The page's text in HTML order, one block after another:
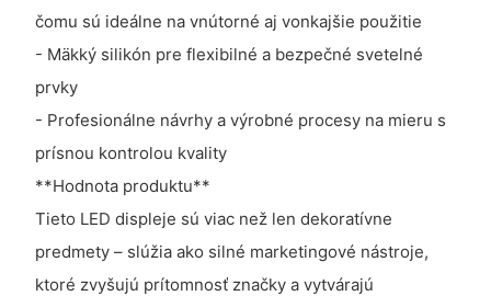
čomu sú ideálne na vnútorné aj vonkajšie použitie
- Mäkký silikón pre flexibilné a bezpečné svetelné
prvky
- Profesionálne návrhy a výrobné procesy na mieru s
prísnou kontrolou kvality
**Hodnota produktu**
Tieto LED displeje sú viac než len dekoratívne
predmety – slúžia ako silné marketingové nástroje,
ktoré zvyšujú prítomnosť značky a vytvárajú